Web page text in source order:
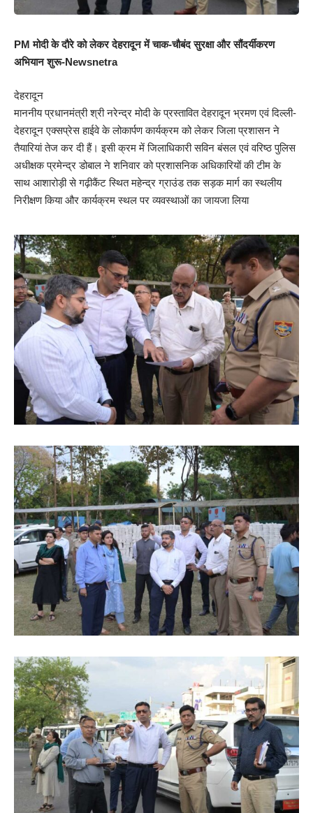
PM मोदी के दौरे को लेकर देहरादून में चाक-चौबंद सुरक्षा और सौंदर्यीकरण
अभियान शुरू-Newsnetra
देहरादून
माननीय प्रधानमंत्री श्री नरेन्द्र मोदी के प्रस्तावित देहरादून भ्रमण एवं दिल्ली-
देहरादून एक्सप्रेस हाईवे के लोकार्पण कार्यक्रम को लेकर जिला प्रशासन ने
तैयारियां तेज कर दी हैं। इसी क्रम में जिलाधिकारी सविन बंसल एवं वरिष्ठ पुलिस
अधीक्षक प्रमेन्द्र डोबाल ने शनिवार को प्रशासनिक अधिकारियों की टीम के
साथ आशारोड़ी से गढ़ीकैंट स्थित महेन्द्र ग्राउंड तक सड़क मार्ग का स्थलीय
निरीक्षण किया और कार्यक्रम स्थल पर व्यवस्थाओं का जायजा लिया